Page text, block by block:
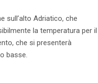
sull’alto Adriatico, che
la temperatura per il
che si presenterà
basse.